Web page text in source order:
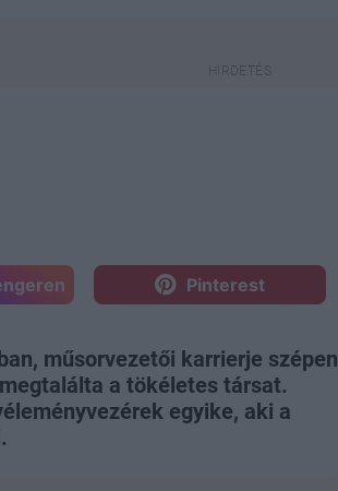
Pinterest
műsorvezetői karrierje szépen
a tökéletes társat.
egyike, aki a